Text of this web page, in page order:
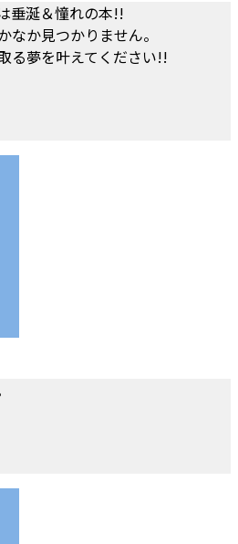
垂涎＆憧れの本!!
か見つかりません。
る夢を叶えてください!!